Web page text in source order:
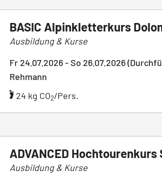
BASIC Alpinkletterkurs
Ausbildung & Kurse
Fr 24.07.2026 - So 26.07.2026
Rehmann
24 kg CO2/Pers.
ADVANCED
Ausbildung & Kurse